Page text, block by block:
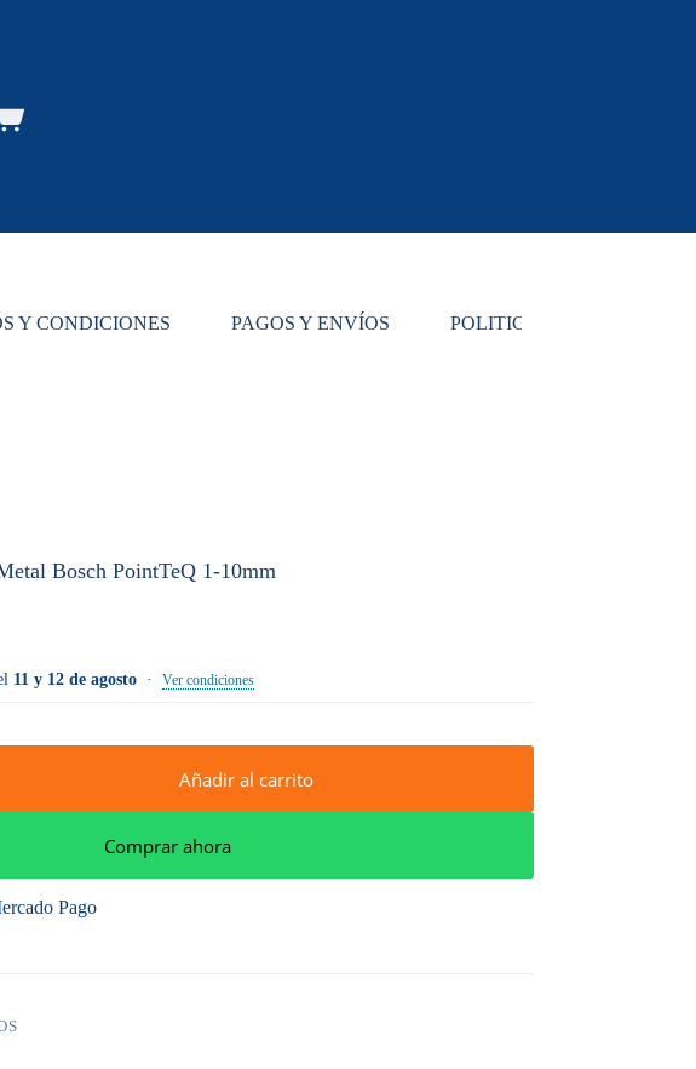
Y CONDICIONES PAGOS Y ENVÍOS POLITICA DE
Bosch PointTeQ 1-10mm
11 y 12 de agosto· Ver condiciones
Añadir al carrito
Comprar ahora